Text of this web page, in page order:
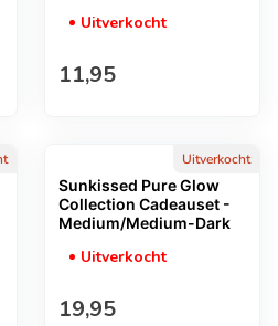
Uitverkocht
Normale prijs
11,95
Uitverkocht
Sunkissed Pure Glow
Collection Cadeauset -
Medium/Medium-Dark
Uitverkocht
Normale prijs
19,95